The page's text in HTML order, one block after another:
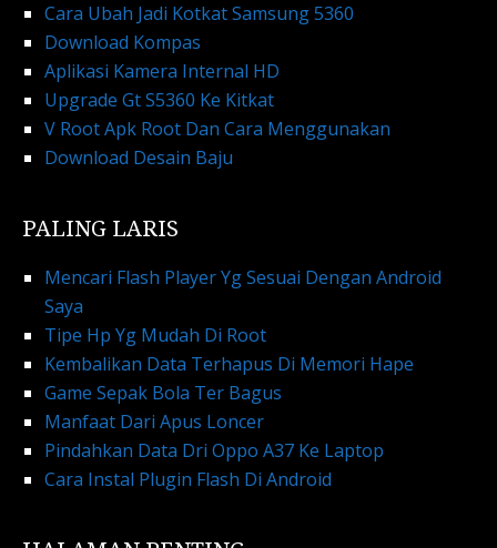
Cara Ubah Jadi Kotkat Samsung 5360
Download Kompas
Aplikasi Kamera Internal HD
Upgrade Gt S5360 Ke Kitkat
V Root Apk Root Dan Cara Menggunakan
Download Desain Baju
PALING LARIS
Mencari Flash Player Yg Sesuai Dengan Android
Saya
Tipe Hp Yg Mudah Di Root
Kembalikan Data Terhapus Di Memori Hape
Game Sepak Bola Ter Bagus
Manfaat Dari Apus Loncer
Pindahkan Data Dri Oppo A37 Ke Laptop
Cara Instal Plugin Flash Di Android